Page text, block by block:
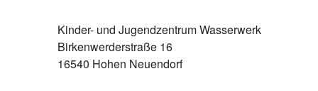
Kinder- und Jugendzentrum Wasserwerk
Birkenwerderstraße 16
16540 Hohen Neuendorf